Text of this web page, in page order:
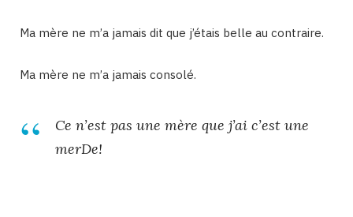
Ma mère ne m’a jamais dit que j’étais belle au contraire.
Ma mère ne m’a jamais consolé.
Ce n’est pas une mère que j’ai c’est une
merDe!